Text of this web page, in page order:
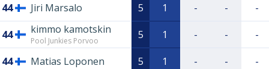
44 Jiri Marsalo 5 1 - - -
44 kimmo kamotskin
Pool Junkies Porvoo 5 1 - - -
44 Matias Loponen 5 1 - - -